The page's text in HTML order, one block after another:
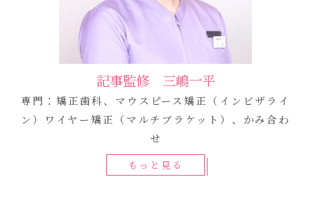
記事監修 三嶋一平
専門：矯正歯科、マウスピース矯正（インビザライ
ン）ワイヤー矯正（マルチブラケット）、かみ合わ
せ
もっと見る